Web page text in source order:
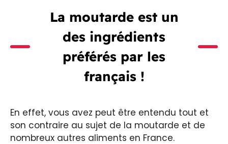
La moutarde est un
des ingrédients
préférés par les
français !
En effet, vous avez peut être entendu tout et
son contraire au sujet de la moutarde et de
nombreux autres aliments en France.